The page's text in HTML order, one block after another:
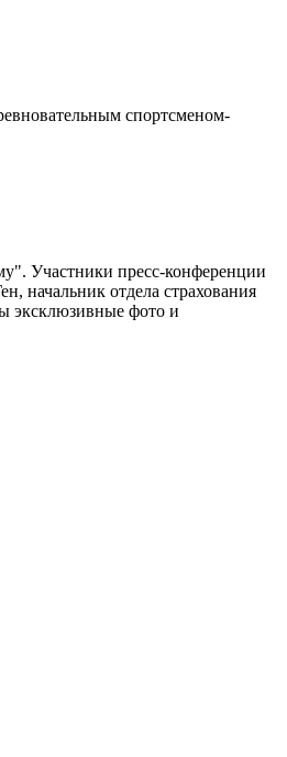
спортсменом-
Участники пресс-конференции
начальник отдела страхования
эксклюзивные фото и